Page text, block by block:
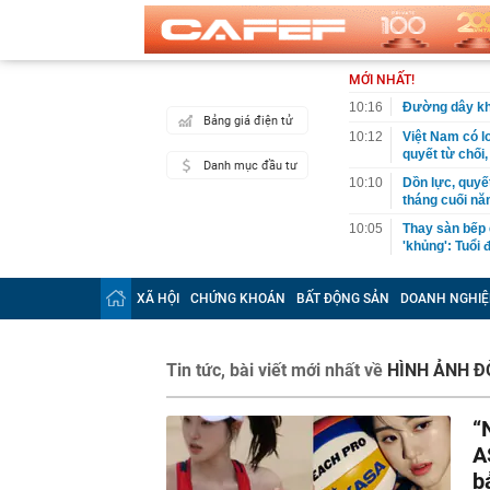
Bảng giá điện tử
Danh mục đầu tư
MỚI NHẤT!
10:16
Đường dây
10:12
Việt Nam có
quyết từ
10:10
Dồn lực,
tháng cuối
10:05
Thay sàn
'khủng': Tuổi
10:05
Mức phạt lên
có hành vi
10:02
Bắt trend
10:00
Bé trai 1 tuổi
09:59
Bên trong
Georgina:
cực
09:53
Mỹ vừa có
thông lệ hàng
XÃ HỘI CHỨNG KHOÁN BẤT ĐỘNG SẢN DOANH
Tin tức, bài viết mới nhất về HÌNH ẢNH